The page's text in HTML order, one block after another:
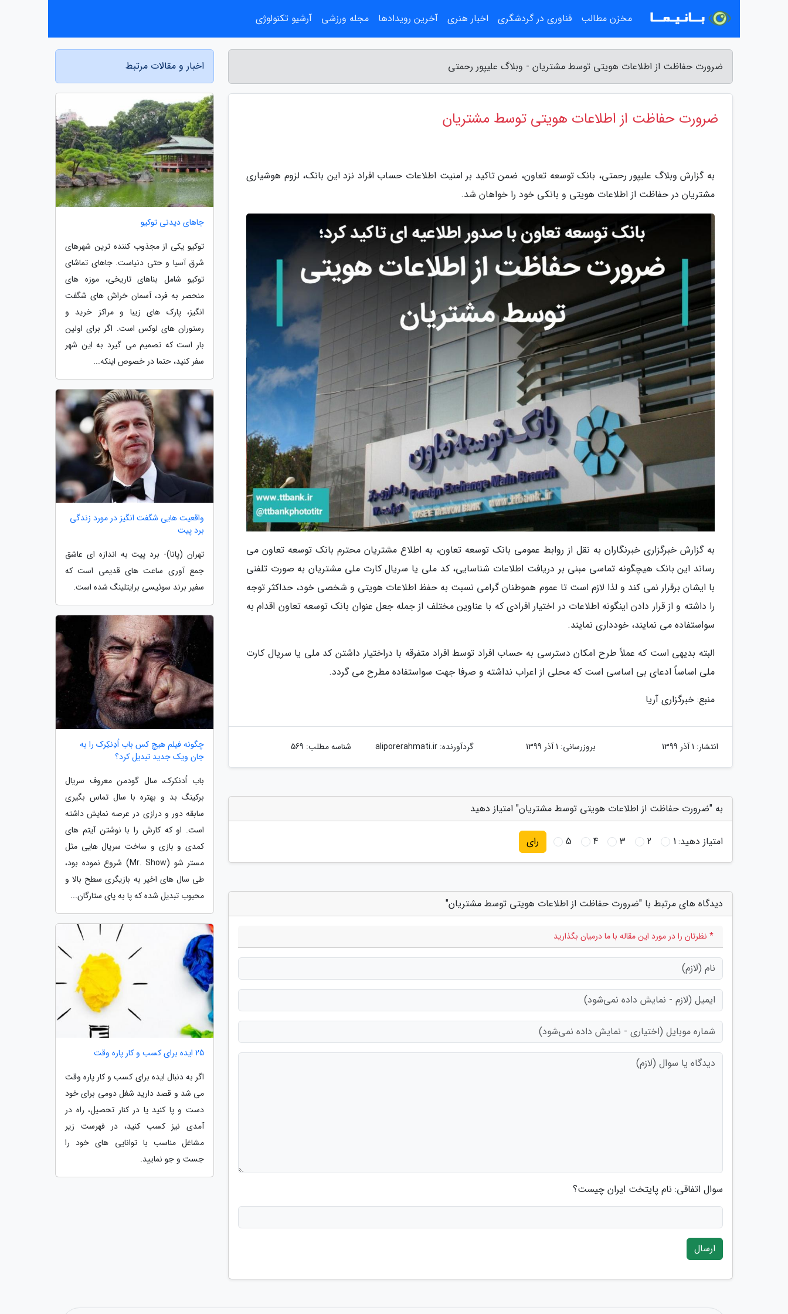
ضرورت حفاظت از اطلاعات هویتی توسط مشتریان - وبلاگ علیپور رحمتی
ضرورت حفاظت از اطلاعات هویتی توسط مشتریان
به گزارش وبلاگ علیپور رحمتی، بانک توسعه تعاون، ضمن تاکید بر امنیت اطلاعات حساب افراد نزد این بانک، لزوم هوشیاری
مشتریان در حفاظت از اطلاعات هویتی و بانکی خود را خواهان شد.
به گزارش خبرگزاری خبرنگاران به نقل از روابط عمومی بانک توسعه تعاون، به اطلاع مشتریان محترم بانک توسعه تعاون می
رساند این بانک هیچگونه تماسی مبنی بر دریافت اطلاعات شناسایی، کد ملی یا سریال کارت ملی مشتریان به صورت تلفنی
با ایشان برقرار نمی کند و لذا لازم است تا عموم هموطنان گرامی نسبت به حفظ اطلاعات هویتی و شخصی خود، حداکثر توجه
را داشته و از قرار دادن اینگونه اطلاعات در اختیار افرادی که با عناوین مختلف از جمله جعل عنوان بانک توسعه تعاون اقدام به
سواستفاده می نمایند، خودداری نمایند.
البته بدیهی است که عملاً طرح امکان دسترسی به حساب افراد توسط افراد متفرقه با دراختیار داشتن کد ملی یا سریال کارت
ملی اساساً ادعای بی اساسی است که محلی از اعراب نداشته و صرفا جهت سواستفاده مطرح می گردد.
منبع: خبرگزاری آریا
انتشار: 1 آذر 1399 بروزرسانی: 1 آذر 1399 گردآورنده:aliporerahmati.ir شناسه مطلب: 569
به "ضرورت حفاظت از اطلاعات هویتی توسط مشتریان" امتیاز دهید
امتیاز دهید:1
2
3
4
5 رای
دیدگاه های مرتبط با "ضرورت حفاظت از اطلاعات هویتی توسط مشتریان"
* نظرتان را در مورد این مقاله با ما درمیان بگذارید
سوال اتفاقی: نام پایتخت ایران چیست؟
ارسال
اخبار و مقالات مرتبط
جاهای دیدنی توکیو
توکیو یکی از مجذوب کننده ترین شهرهای
شرق آسیا و حتی دنیاست. جاهای تماشای
توکیو شامل بناهای تاریخی، موزه های
منحصر به فرد، آسمان خراش های شگفت
انگیز، پارک های زیبا و مراکز خرید و
رستوران های لوکس است. اگر برای اولین
بار است که تصمیم می گیرد به این شهر
سفر کنید، حتما در خصوص اینکه...
واقعیت هایی شگفت انگیز در مورد زندگی
برد پیت
تهران (پانا)- برد پیت به اندازه ای عاشق
جمع آوری ساعت های قدیمی است که
سفیر برند سوئیسی برایتلینگ شده است.
چگونه فیلم هیچ کس باب اُدِنکِرک را به
جان ویک جدید تبدیل کرد؟
باب اُدنکرک، سال گودمن معروف سریال
برکینگ بد و بهتره با سال تماس بگیری
سابقه دور و درازی در عرصه نمایش داشته
است. او که کارش را با نوشتن آیتم های
کمدی و بازی و ساخت سریال هایی مثل
مستر شو (Mr. Show) شروع نموده بود،
طی سال های اخیر به بازیگری سطح بالا و
محبوب تبدیل شده که پا به پای ستارگان...
25 ایده برای کسب و کار پاره وقت
اگر به دنبال ایده برای کسب و کار پاره وقت
می شد و قصد دارید شغل دومی برای خود
دست و پا کنید یا در کنار تحصیل، راه در
آمدی نیز کسب کنید، در فهرست زیر
مشاغل مناسب با توانایی های خود را
جست و جو نمایید.
مخزن مطالب فناوری در گردشگری اخبار هنری آخرین رویدادها مجله ورزشی آرشیو تکنولوژی